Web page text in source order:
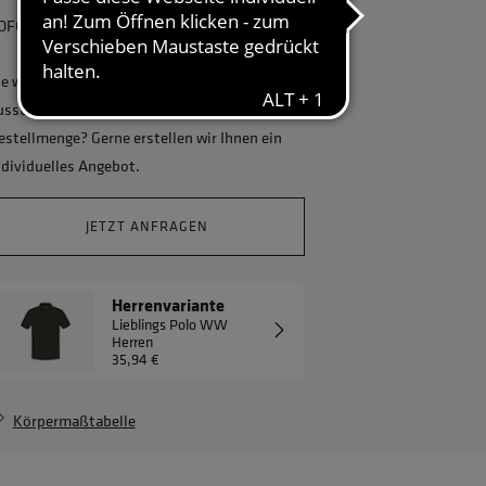
lieferbar, kostenlose Retoure
wollen Ihr Unternehmen ganzheitlich
und benötigen eine größere
Gerne erstellen wir Ihnen ein
Angebot.
JETZT ANFRAGEN
Herrenvariante
Lieblings Polo WW
Herren
35,94 €
Körpermaßtabelle